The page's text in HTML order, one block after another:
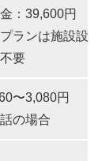
：39,600円
ランは施設設
要
〜3,080円
の場合